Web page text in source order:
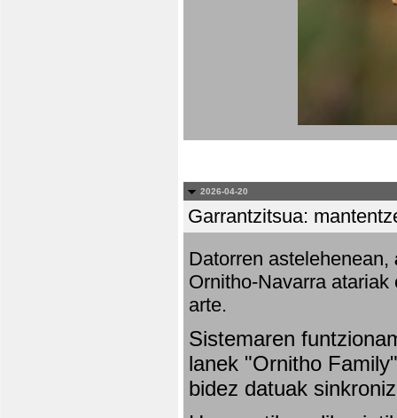
2026-04-20
Garrantzitsua:
Datorren astelehenean,
Ornitho-Navarra
arte.
Sistemaren
lanek "Ornitho
bidez datuak